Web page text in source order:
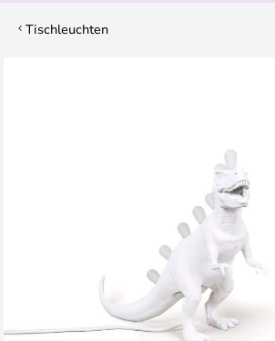
Tischleuchten